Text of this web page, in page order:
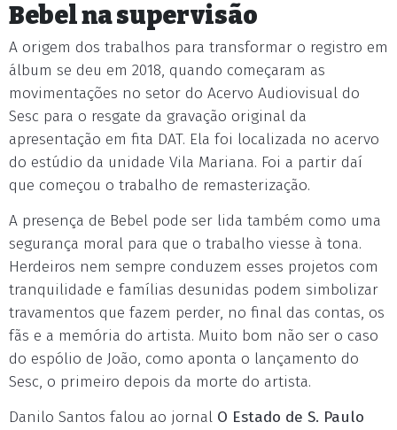
Bebel na supervisão
A origem dos trabalhos para transformar o registro em
álbum se deu em 2018, quando começaram as
movimentações no setor do Acervo Audiovisual do
Sesc para o resgate da gravação original da
apresentação em fita DAT. Ela foi localizada no acervo
do estúdio da unidade Vila Mariana. Foi a partir daí
que começou o trabalho de remasterização.
A presença de Bebel pode ser lida também como uma
segurança moral para que o trabalho viesse à tona.
Herdeiros nem sempre conduzem esses projetos com
tranquilidade e famílias desunidas podem simbolizar
travamentos que fazem perder, no final das contas, os
fãs e a memória do artista. Muito bom não ser o caso
do espólio de João, como aponta o lançamento do
Sesc, o primeiro depois da morte do artista.
Danilo Santos falou ao jornal O Estado de S. Paulo